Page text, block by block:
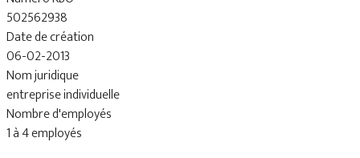
502562938
Date de création
06-02-2013
Nom juridique
entreprise individuelle
Nombre d'employés
1 à 4 employés